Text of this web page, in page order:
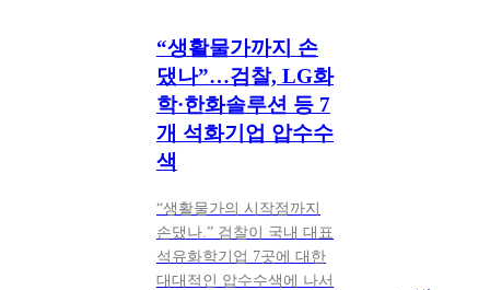
“생활물가까지 손
댔나”…검찰, LG화
학·한화솔루션 등 7
개 석화기업 압수수
색
“생활물가의 시작점까지
손댔나.” 검찰이 국내 대표
석유화학기업 7곳에 대한
대대적인 압수수색에 나서